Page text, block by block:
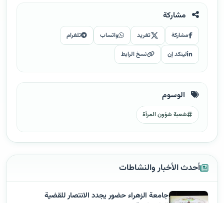
مشاركة
مشاركة تغريد واتساب تلغرام
لينكد إن نسخ الرابط
الوسوم
شعبة شؤون المرأة
أحدث الأخبار والنشاطات
جامعة الزهراء حضور يجدد الانتصار للقضية